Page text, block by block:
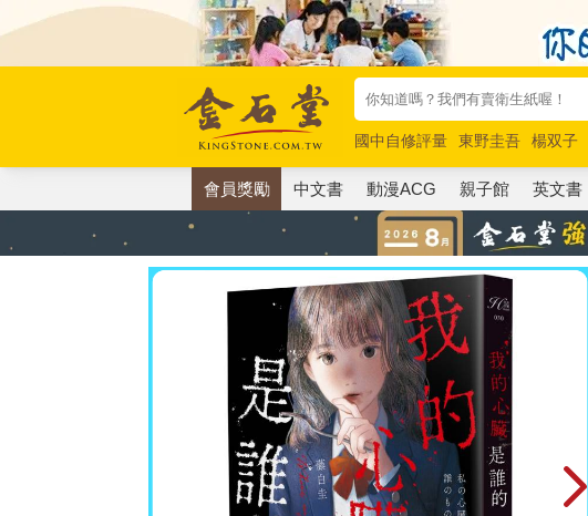
國中自修評量 東野圭吾 楊双子
唯紅花綻放
奧德賽 路邊攤新作
會員獎勵 中文書 動漫ACG 親子館 英文書